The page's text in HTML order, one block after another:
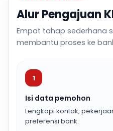
Alur Pengajuan
Empat tahap sederhana
membantu proses ke
1
Isi data pemohon
Lengkapi kontak,
preferensi bank.